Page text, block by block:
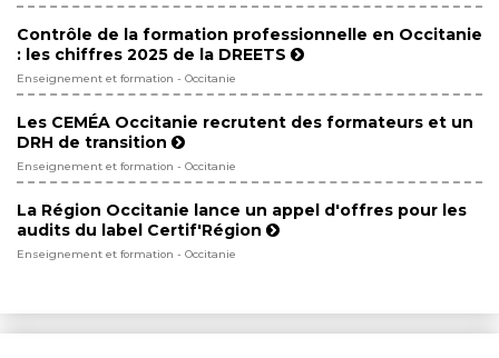
Contrôle de la formation professionnelle en Occitanie
: les chiffres 2025 de la DREETS
Enseignement et formation - Occitanie
Les CEMÉA Occitanie recrutent des formateurs et un
DRH de transition
Enseignement et formation - Occitanie
La Région Occitanie lance un appel d'offres pour les
audits du label Certif'Région
Enseignement et formation - Occitanie